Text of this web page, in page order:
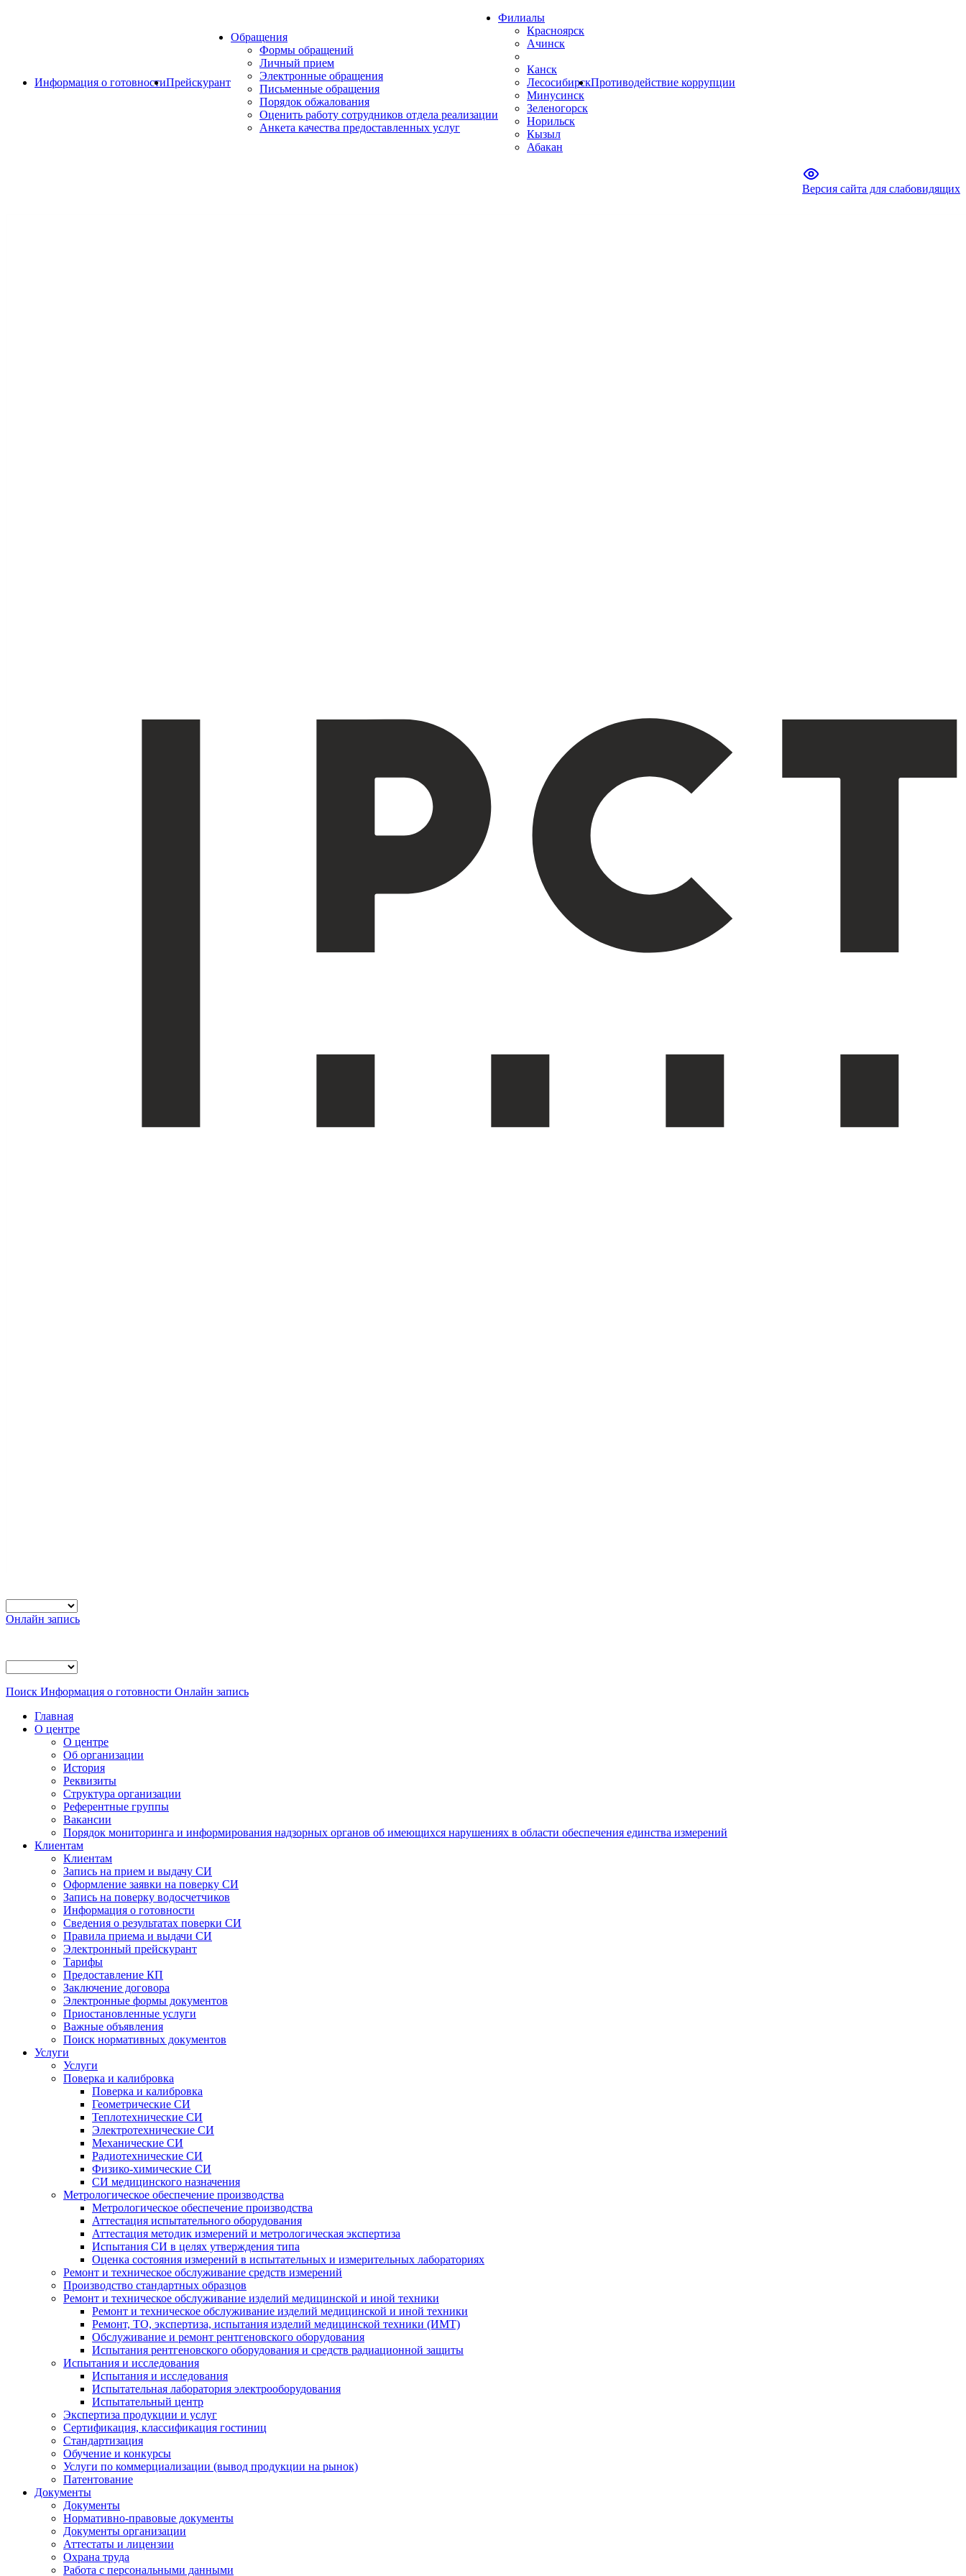
Информация о готовностиПрейскурант
Обращения
Формы обращений
Личный прием
Электронные обращения
Письменные обращения
Порядок обжалования
Оценить работу сотрудников отдела реализации
Анкета качества предоставленных услуг
Филиалы
Красноярск
Ачинск
Канск
Лесосибирск
Минусинск
Зеленогорск
Норильск
Кызыл
Абакан
Противодействие коррупции
Версия сайта для слабовидящих
Онлайн запись
Поиск Информация о готовности Онлайн запись
Главная
О центре
О центре
Об организации
История
Реквизиты
Структура организации
Референтные группы
Вакансии
Порядок мониторинга и информирования надзорных органов об имеющихся нарушениях в области обеспечения единства измерений
Клиентам
Клиентам
Запись на прием и выдачу СИ
Оформление заявки на поверку СИ
Запись на поверку водосчетчиков
Информация о готовности
Сведения о результатах поверки СИ
Правила приема и выдачи СИ
Электронный прейскурант
Тарифы
Предоставление КП
Заключение договора
Электронные формы документов
Приостановленные услуги
Важные объявления
Поиск нормативных документов
Услуги
Услуги
Поверка и калибровка
Поверка и калибровка
Геометрические СИ
Теплотехнические СИ
Электротехнические СИ
Механические СИ
Радиотехнические СИ
Физико-химические СИ
СИ медицинского назначения
Метрологическое обеспечение производства
Метрологическое обеспечение производства
Аттестация испытательного оборудования
Аттестация методик измерений и метрологическая экспертиза
Испытания СИ в целях утверждения типа
Оценка состояния измерений в испытательных и измерительных лабораториях
Ремонт и техническое обслуживание средств измерений
Производство стандартных образцов
Ремонт и техническое обслуживание изделий медицинской и иной техники
Ремонт и техническое обслуживание изделий медицинской и иной техники
Ремонт, ТО, экспертиза, испытания изделий медицинской техники (ИМТ)
Обслуживание и ремонт рентгеновского оборудования
Испытания рентгеновского оборудования и средств радиационной защиты
Испытания и исследования
Испытания и исследования
Испытательная лаборатория электрооборудования
Испытательный центр
Экспертиза продукции и услуг
Сертификация, классификация гостиниц
Стандартизация
Обучение и конкурсы
Услуги по коммерциализации (вывод продукции на рынок)
Патентование
Документы
Документы
Нормативно-правовые документы
Документы организации
Аттестаты и лицензии
Охрана труда
Работа с персональными данными